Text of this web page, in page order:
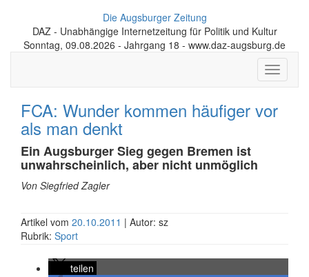
Die Augsburger Zeitung
DAZ - Unabhängige Internetzeitung für Politik und Kultur
Sonntag, 09.08.2026 - Jahrgang 18 - www.daz-augsburg.de
Toggle
FCA: Wunder kommen häufiger vor
als man denkt
Ein Augsburger Sieg gegen Bremen ist
unwahrscheinlich, aber nicht unmöglich
Von Siegfried Zagler
Artikel vom 20.10.2011 | Autor: sz
Rubrik: Sport
teilen